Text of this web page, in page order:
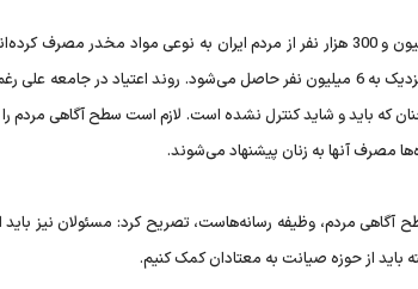
وی افزود: حدود یک میلیون تا یک میلیون و 300 هزار نفر از مردم ایران به
متوسط خانواده 4 یا 5 نفر کنیم رقمی نزدیک به 6 میلیون نفر حاصل می‌شود.
باید و شاید کنترل نشده است. لازم است سطح آگاهی مردم را
مصرف آنها به زنان پیشنهاد می‌شوند.
آگاهی مردم، وظیفه رسانه‌هاست، تصریح کرد: مسئولان نیز باید
باید از حوزه صیانت به معتادان کمک کنیم.